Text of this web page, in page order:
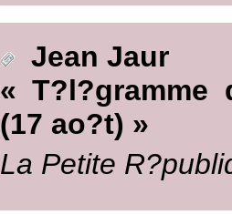
Jean Jaur
« T?l?gramme
(17 ao?t) »
La Petite